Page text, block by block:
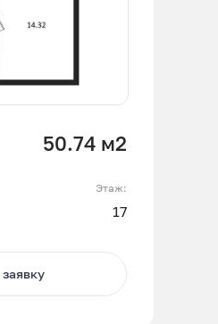
50.74 м2
Этаж:
17